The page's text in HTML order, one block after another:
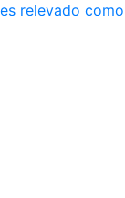
relevado